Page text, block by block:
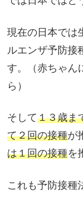
現在の日本では
ルエンザ予防接
す。（赤ちゃん
ら）
そして１３歳ま
て２回の接種が
は１回の接種を
これも予防接種